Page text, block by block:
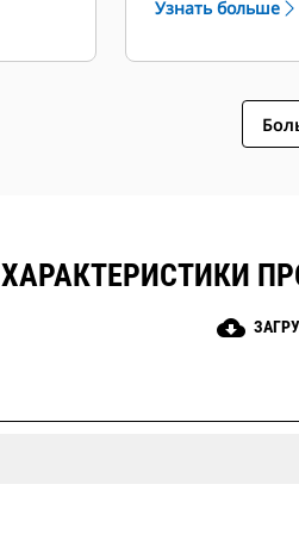
Узнать больше
ХАРАКТЕРИСТИКИ
cloud_download